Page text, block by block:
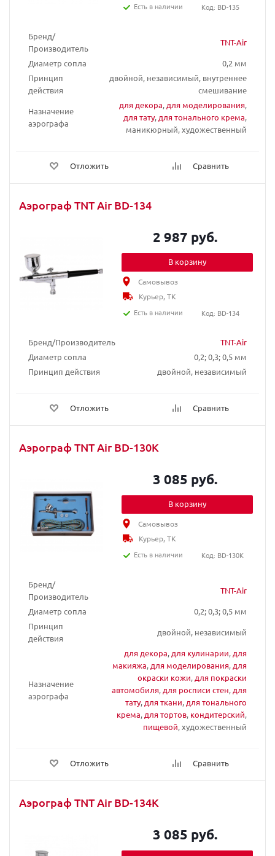
Бренд/
Производитель
TNT-Air
Диаметр сопла
0,2 мм
Принцип
действия
двойной, независимый, внутреннее
смешивание
Назначение
аэрографа
для декора, для моделирования,
для тату, для тонального крема,
маникюрный, художественный
Отложить Сравнить
Есть в наличии
Код: BD-135
Аэрограф TNT Air BD-134
Бренд/Производитель
TNT-Air
Диаметр сопла
0,2; 0,3; 0,5 мм
Принцип действия
двойной, независимый
Отложить Сравнить
2 987 руб.
В корзину
Самовывоз
Курьер, ТК
Есть в наличии
Код: BD-134
Аэрограф TNT Air BD-130K
Бренд/
Производитель
TNT-Air
Диаметр сопла
0,2; 0,3; 0,5 мм
Принцип
действия
двойной, независимый
Назначение
аэрографа
для декора, для кулинарии, для
макияжа, для моделирования, для
окраски кожи, для покраски
автомобиля, для росписи стен, для
тату, для ткани, для тонального
крема, для тортов, кондитерский,
пищевой, художественный
Отложить Сравнить
3 085 руб.
В корзину
Самовывоз
Курьер, ТК
Есть в наличии
Код: BD-130K
Аэрограф TNT Air BD-134K
3 085 руб.